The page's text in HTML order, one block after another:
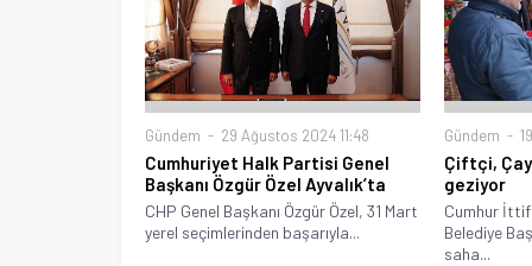
Gündem 29 Ağustos 2024 11:48
Cumhuriyet Halk Partisi Genel
Başkanı Özgür Özel Ayvalık’ta
CHP Genel Başkanı Özgür Özel, 31 Mart
yerel seçimlerinden başarıyla...
Gündem
Çiftçi,
geziyor
Cumhur
Belediye
saha...